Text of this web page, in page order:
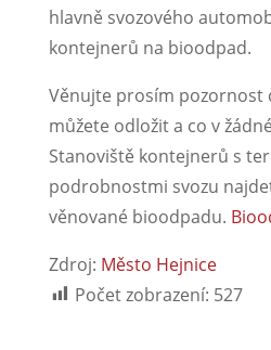
hlavně svozového
kontejnerů na bioodpad.
Věnujte prosím pozornost
můžete odložit a co v
Stanoviště kontejnerů s
podrobnostmi svozu
věnované bioodpadu.
Zdroj: Město Hejnice
Počet zobrazení: 527